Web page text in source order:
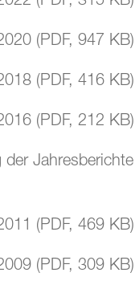
(PDF, 947 KB)
(PDF, 416 KB)
(PDF, 212 KB)
der
(PDF, 469 KB)
(PDF, 309 KB)